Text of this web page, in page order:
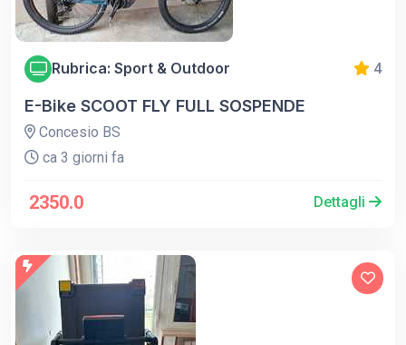
Rubrica: Sport & Outdoor 4
E-Bike SCOOT FLY FULL SOSPENDE
Concesio BS
ca 3 giorni fa
2350.0 Dettagli